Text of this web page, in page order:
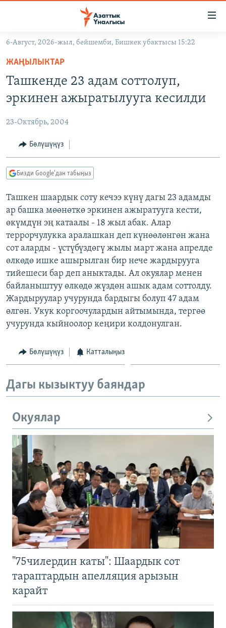
Навигацияга
өтүңүз
Издөөгө
салыңыз
ЭКОНОМИКА
МАДАНИЯТ
БОРБОР АЗИЯ
УКРАИНА
АТАЙЫН ИЛИКТӨӨ
ТВ ПРОГРАММАЛАР
ЭКСПЕРТТЕР ТАЛДАЙТ
БИЗ ЖАНА ДҮЙНӨ
ЭЖЕ-СИҢДИЛЕР
АЗАТТЫК+
ЫҢГАЙСЫЗ СУРООЛОР
ӨЗГӨЧӨ ПИКИР
Русский
ОНЛАЙН ШЕРИНЕ
ЭЕ/АРнун бардык сайттары
6-Август, 2026-жыл, бейшемби, Бишкек убактысы 15:22
ЖАҢЫЛЫКТАР
Ташкенде 23 адам соттолуп,
эркинен ажыратылууга кесилди
23-Октябрь, 2004
Бөлүшүңүз
Бизди Google'дан табыңыз
Ташкен шаардык соту кечээ күнү дагы 23 адамды
ар башка мөөнөткө эркинен ажыратууга кести,
өкүмдүн эң катаалы - 18 жыл абак. Алар
террорчулукка аралашкан деп күнөөлөнгөн жана
сот аларды - үстүбүздөгү жылы март жана апрелде
өлкөдө ишке ашырылган бир нече жардырууга
тийешеси бар деп аныктады. Ал окуялар менен
байланыштуу өлкөдө жүздөн ашык адам соттолду.
Жардыруулар учурунда бардыгы болуп 47 адам
өлгөн. Укук коргоочулардын айтымында, тергөө
учурунда кыйноолор кеңири колдонулган.
Бөлүшүңүз Катталыңыз
Дагы кызыктуу баяндар
Окуялар
"75чилердин каты": Шаардык сот
тараптардын апелляция арызын
карайт